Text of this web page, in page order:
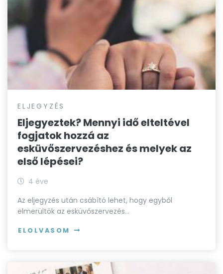
ELJEGYZÉS
Eljegyeztek? Mennyi idő elteltével
fogjatok hozzá az
esküvőszervezéshez és melyek az
első lépései?
4 éve
Az eljegyzés után csábító lehet, hogy egyből
elmerültök az esküvőszervezés…
ELOLVASOM